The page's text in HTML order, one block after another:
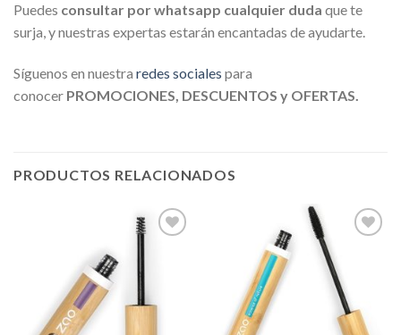
Puedes consultar por whatsapp cualquier duda que te
surja, y nuestras expertas estarán encantadas de ayudarte.
Síguenos en nuestra redes sociales para
conocer PROMOCIONES, DESCUENTOS y OFERTAS.
PRODUCTOS RELACIONADOS
lista de
lista de
deseos